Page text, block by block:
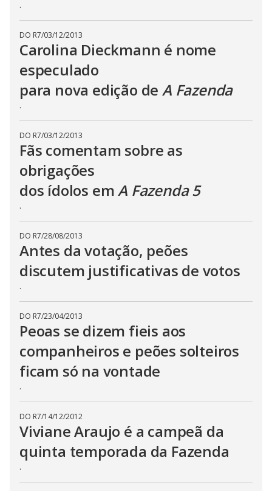
.
DO R7/03/12/2013
Carolina Dieckmann é nome
especulado
para nova edição de A Fazenda
.
DO R7/03/12/2013
Fãs comentam sobre as
obrigações
dos ídolos emA Fazenda 5
.
DO R7/28/08/2013
Antes da votação, peões
discutem justificativas de votos
.
DO R7/23/04/2013
Peoas se dizem fieis aos
companheiros e peões solteiros
ficam só na vontade
.
DO R7/14/12/2012
Viviane Araujo é a campeã da
quinta temporada da Fazenda
.